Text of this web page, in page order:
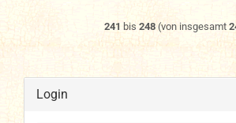
241 bis 248 (von insgesamt
Login